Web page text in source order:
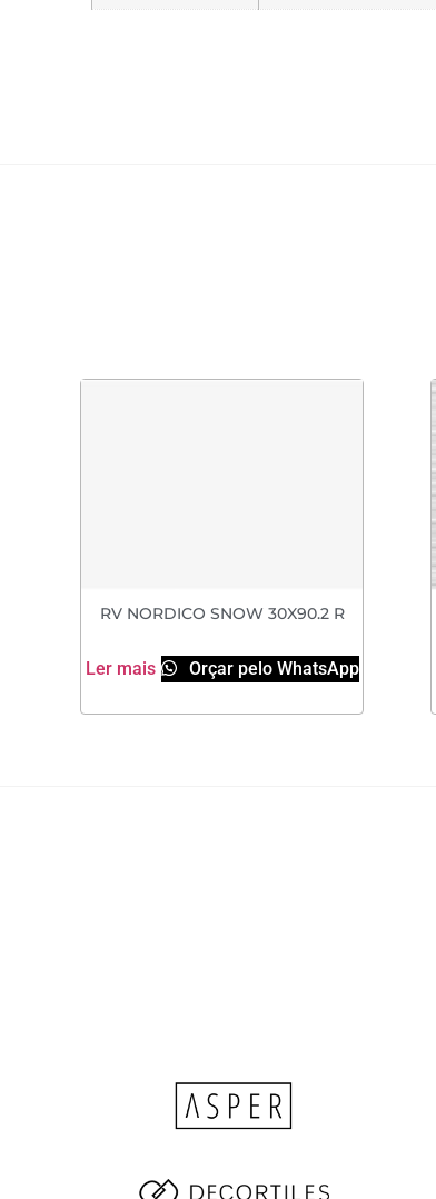
RV NORDICO SNOW 30X90.2 R
Ler mais Orçar pelo WhatsApp